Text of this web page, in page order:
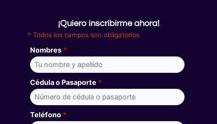
¡Quiero inscribirme ahora!
* Todos los campos son obligatorios
Nombres *
Cédula o Pasaporte *
Teléfono *